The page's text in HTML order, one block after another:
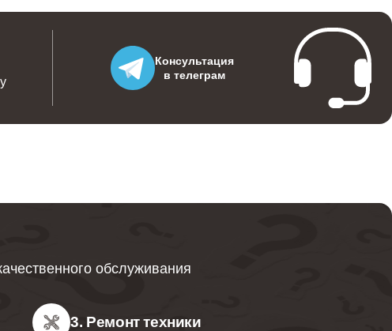
Консультация
в телеграм
обслуживания
3. Ремонт техники